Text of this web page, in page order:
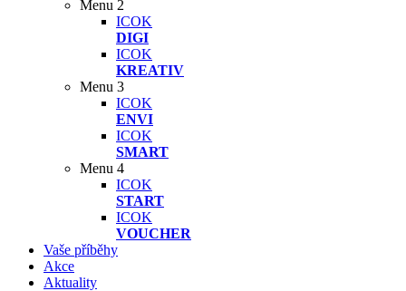
Menu 2
ICOK
DIGI
ICOK
KREATIV
Menu 3
ICOK
ENVI
ICOK
SMART
Menu 4
ICOK
START
ICOK
VOUCHER
Vaše příběhy
Akce
Aktuality